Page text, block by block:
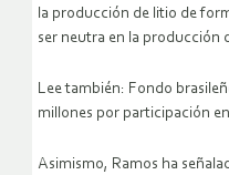
la producción de litio de
ser neutra en la producción
Lee también: Fondo
millones por participación
Asimismo, Ramos ha